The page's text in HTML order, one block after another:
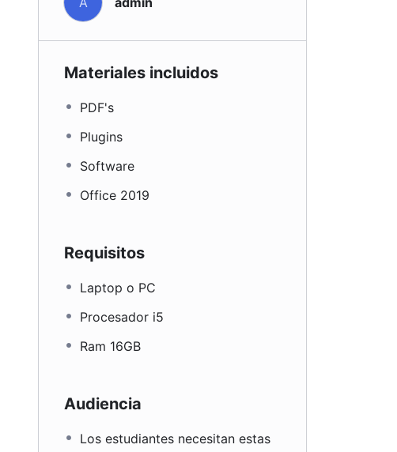
Materiales incluidos
PDF's
Plugins
Software
Office 2019
Requisitos
Laptop o PC
Procesador i5
Ram 16GB
Audiencia
Los estudiantes necesitan estas